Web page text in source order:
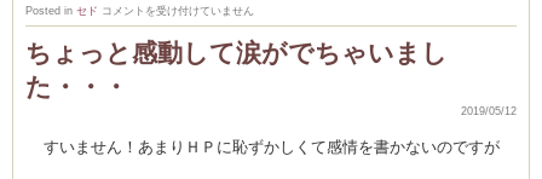
Posted in セド Lecon
月
コメントを受け付けていません
ちょっと感動して涙がでちゃいまし
た・・・
2019/05/12
すいません！あまりＨＰに恥ずかしくて感情を書かないのですが